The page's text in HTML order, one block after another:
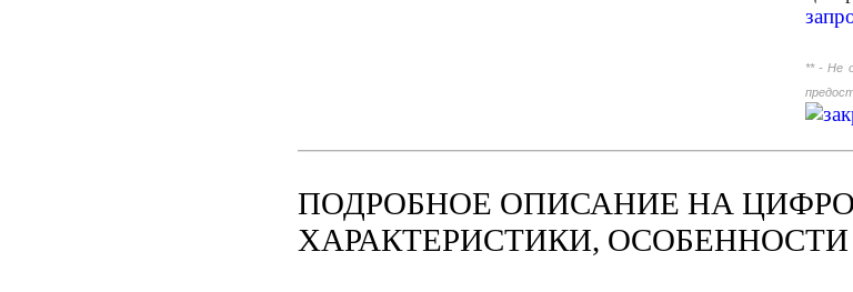
** - Не
ПОДРОБНОЕ ОПИСАНИЕ НА
ХАРАКТЕРИСТИКИ, ОСОБЕННОСТИ